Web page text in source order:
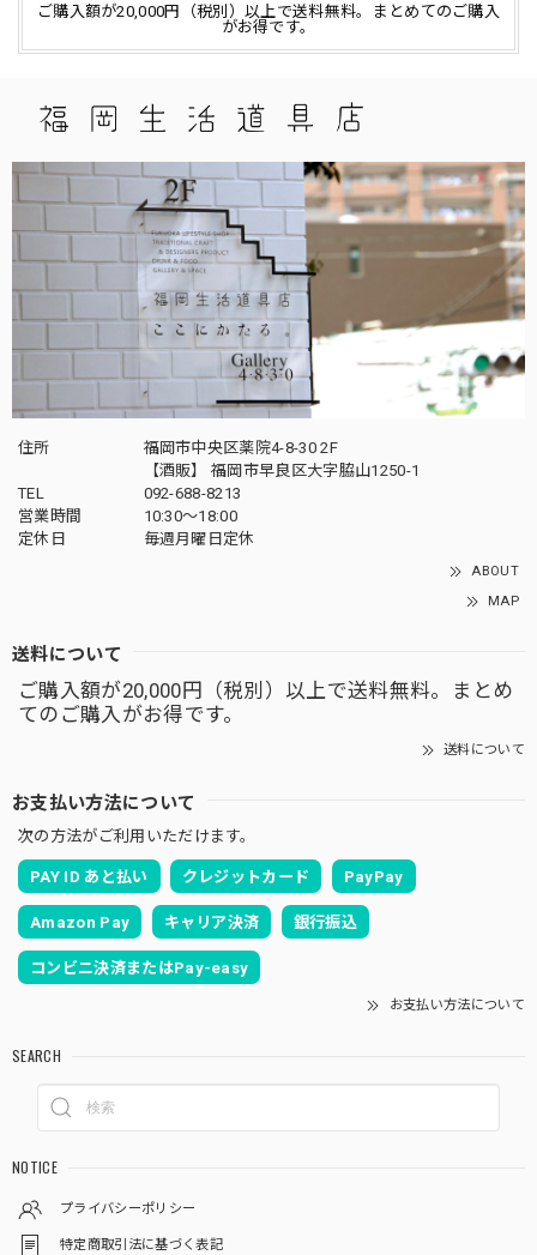
ご購入額が20,000円（税別）以上で送料無料。まとめてのご購入
がお得です。
住所
福岡市中央区薬院4-8-30 2F
【酒販】 福岡市早良区大字脇山1250-1
TEL
092-688-8213
営業時間
10:30～18:00
定休日
毎週月曜日定休
ABOUT
MAP
送料について
ご購入額が20,000円（税別）以上で送料無料。まとめ
てのご購入がお得です。
送料について
お支払い方法について
次の方法がご利用いただけます。
PAY ID あと払い クレジットカード PayPay
Amazon Pay キャリア決済 銀行振込
コンビニ決済またはPay-easy
お支払い方法について
SEARCH
NOTICE
プライバシーポリシー
特定商取引法に基づく表記